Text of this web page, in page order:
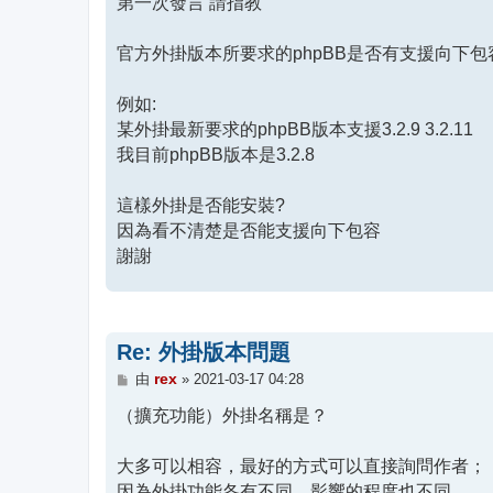
官方外掛版本所要求的phpBB是否有支援向下包
例如:
某外掛最新要求的phpBB版本支援3.2.9 3.2.11
我目前phpBB版本是3.2.8
這樣外掛是否能安裝?
因為看不清楚是否能支援向下包容
謝謝
Re: 外掛版本問題
文
由 rex» 2021-03-17 04:28
（擴充功能）外掛名稱是？
大多可以相容，最好的方式可以直接詢問作者；